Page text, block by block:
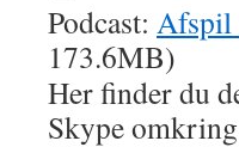
Podcast: Afspil
173.6MB)
Her finder du
Skype